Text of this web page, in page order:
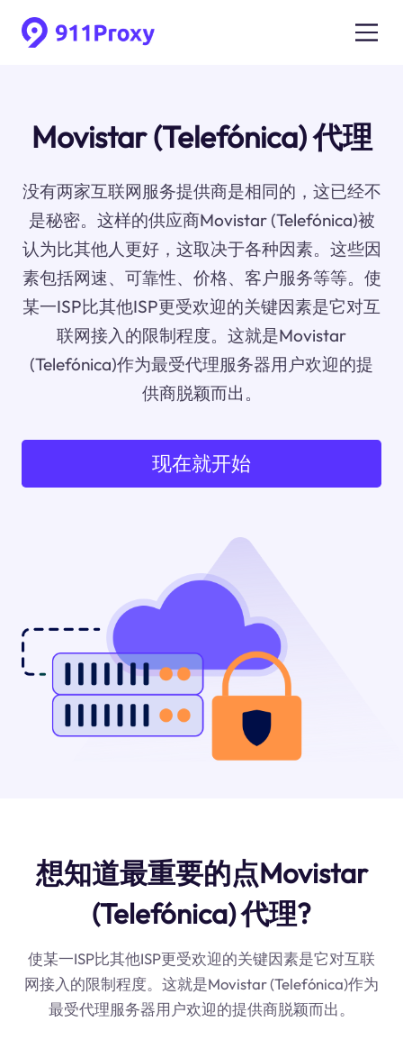
Movistar (Telefónica) 代理
没有两家互联网服务提供商是相同的，这已经不
是秘密。这样的供应商Movistar (Telefónica)被
认为比其他人更好，这取决于各种因素。这些因
素包括网速、可靠性、价格、客户服务等等。使
某一ISP比其他ISP更受欢迎的关键因素是它对互
联网接入的限制程度。这就是Movistar
(Telefónica)作为最受代理服务器用户欢迎的提
供商脱颖而出。
现在就开始
想知道最重要的点Movistar
(Telefónica) 代理?
使某一ISP比其他ISP更受欢迎的关键因素是它对互联
网接入的限制程度。这就是Movistar (Telefónica)作为
最受代理服务器用户欢迎的提供商脱颖而出。